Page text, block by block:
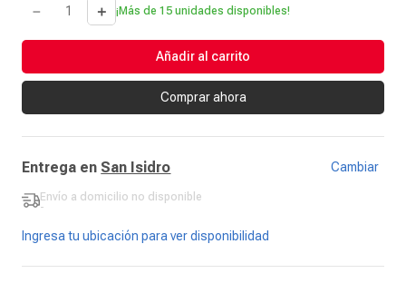
＋
－ ¡Más de 15 unidades disponibles!
Añadir al carrito
Comprar ahora
Entrega en San Isidro Cambiar
Envío a domicilio no disponible
-
Ingresa tu ubicación para ver disponibilidad